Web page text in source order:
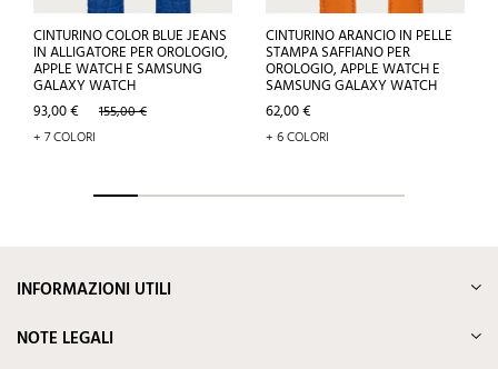
CINTURINO COLOR BLUE JEANS
IN ALLIGATORE PER OROLOGIO,
APPLE WATCH E SAMSUNG
GALAXY WATCH
Prezzo
93,00 € Prezzo
base
155,00 €
+ 7 COLORI
CINTURINO ARANCIO IN PELLE
STAMPA SAFFIANO PER
OROLOGIO, APPLE WATCH E
SAMSUNG GALAXY WATCH
Prezzo
62,00 €
+ 6 COLORI
INFORMAZIONI UTILI
NOTE LEGALI